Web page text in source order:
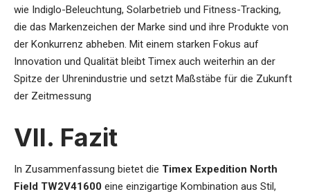
wie Indiglo-Beleuchtung, Solarbetrieb und Fitness-Tracking,
die das Markenzeichen der Marke sind und ihre Produkte von
der Konkurrenz abheben. Mit einem starken Fokus auf
Innovation und Qualität bleibt Timex auch weiterhin an der
Spitze der Uhrenindustrie und setzt Maßstäbe für die Zukunft
der Zeitmessung
VII. Fazit
In Zusammenfassung bietet die Timex Expedition North
Field TW2V41600 eine einzigartige Kombination aus Stil,